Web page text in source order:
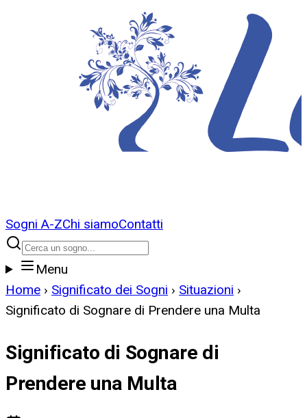
Sogni A-ZChi siamoContatti
Menu
Home › Significato dei Sogni › Situazioni ›
Significato di Sognare di Prendere una Multa
Significato di Sognare di
Prendere una Multa